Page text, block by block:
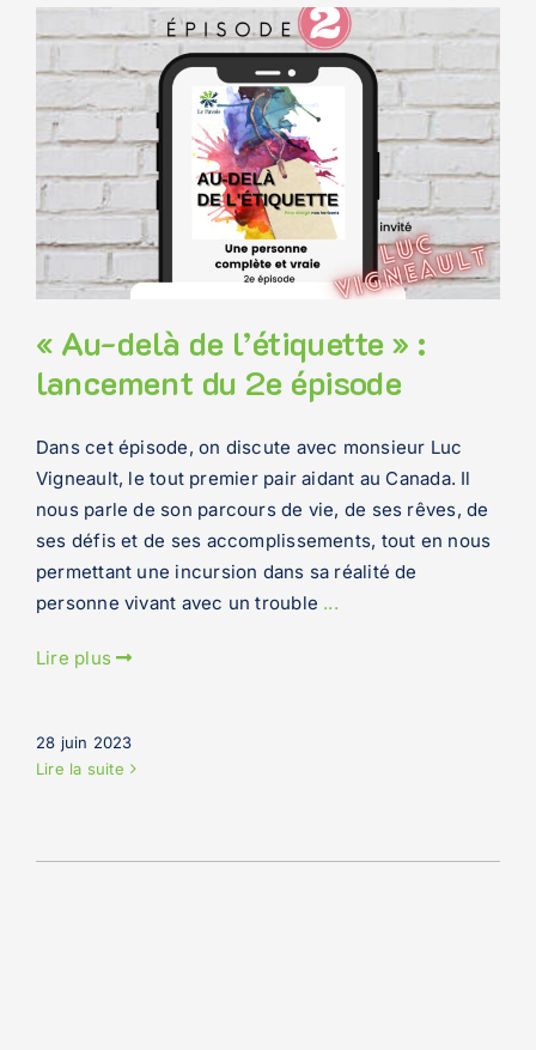
« Au-delà de l’étiquette » :
lancement du 2e épisode
Dans cet épisode, on discute avec monsieur Luc
Vigneault, le tout premier pair aidant au Canada. Il
nous parle de son parcours de vie, de ses rêves, de
ses défis et de ses accomplissements, tout en nous
permettant une incursion dans sa réalité de
personne vivant avec un trouble ...
Lire plus
28 juin 2023
Lire la suite